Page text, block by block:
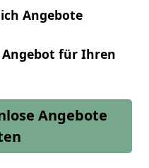
Angebote
Angebot für Ihren
Angebote